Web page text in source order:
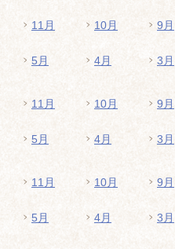
11月 10月 9月
5月 4月 3月
11月 10月 9月
5月 4月 3月
11月 10月 9月
5月 4月 3月